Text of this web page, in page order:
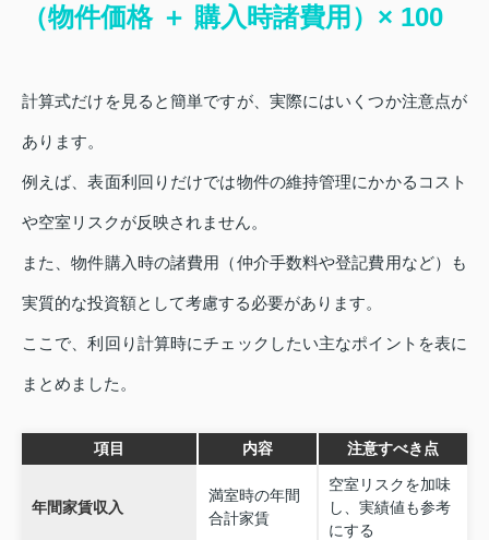
（物件価格 ＋ 購入時諸費用）× 100
計算式だけを見ると簡単ですが、実際にはいくつか注意点が
あります。
例えば、表面利回りだけでは物件の維持管理にかかるコスト
や空室リスクが反映されません。
また、物件購入時の諸費用（仲介手数料や登記費用など）も
実質的な投資額として考慮する必要があります。
ここで、利回り計算時にチェックしたい主なポイントを表に
まとめました。
項目 内容 注意すべき点
年間家賃収入
満室時の年間
合計家賃
空室リスクを加味
し、実績値も参考
にする